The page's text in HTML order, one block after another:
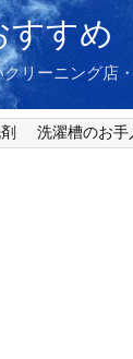
すすめ
リーニング店
洗濯槽のお手